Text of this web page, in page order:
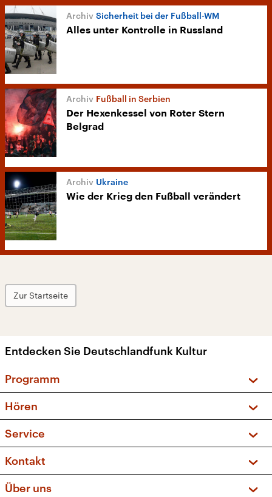
Sicherheit bei der Fußball-WM
Alles unter Kontrolle in Russland
Fußball in Serbien
Der Hexenkessel von Roter Stern
Belgrad
Ukraine
Wie der Krieg den Fußball verändert
Zur Startseite
Entdecken Sie Deutschlandfunk Kultur
Programm
Sendungen und Podcasts
Musikliste
Kakadu – Das Kinderprogramm
Hören
Frequenzen (UKW + DAB+)
Service
FAQ
Apps
Kontakt
Über uns